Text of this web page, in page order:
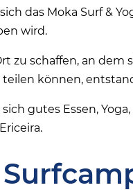
das Moka Surf &
wird.
zu schaffen, an
können,
gutes Essen,